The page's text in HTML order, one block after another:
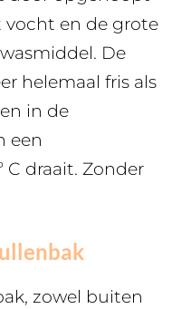
en de grote
De
helemaal fris als
in de
een
C draait. Zonder
zowel buiten